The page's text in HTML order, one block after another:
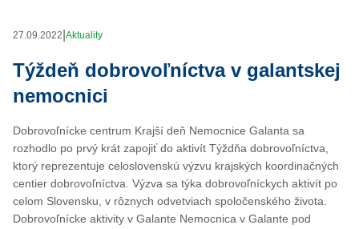
27.09.2022 Aktuality
Týždeň dobrovoľníctva v galantskej
nemocnici
Dobrovoľnícke centrum Krajší deň Nemocnice Galanta sa
rozhodlo po prvý krát zapojiť do aktivít Týždňa dobrovoľníctva,
ktorý reprezentuje celoslovenskú výzvu krajských koordinačných
centier dobrovoľníctva. Výzva sa týka dobrovoľníckych aktivít po
celom Slovensku, v rôznych odvetviach spoločenského života.
Dobrovoľnícke aktivity v Galante Nemocnica v Galante pod